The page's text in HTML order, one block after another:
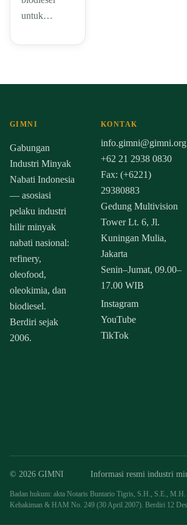
untuk…
GIMNI
Gabungan
Industri Minyak
Nabati Indonesia
— asosiasi
pelaku industri
hilir minyak
nabati nasional:
refinery,
oleofood,
oleokimia, dan
biodiesel.
Berdiri sejak
2006.
KONTAK
info.gimni@gimni.org
+62 21 2938 0830
Fax: (+6221)
29380883
Gedung Multivision
Tower Lt. 6, Jl.
Kuningan Mulia,
Jakarta
Senin–Jumat, 09.00–
17.00 WIB
Instagram
YouTube
TikTok
© 2026 GIMNI Informasi resmi industri
Badan hukum: akta Notaris Buntario Tigris, S.H., S.E.,
Kehakiman & HAM No. 249 (30 April 2007). Berdiri 12